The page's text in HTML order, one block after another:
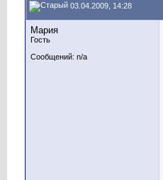
03.04.2009, 14:28
Мария
Гость
Сообщений: n/a